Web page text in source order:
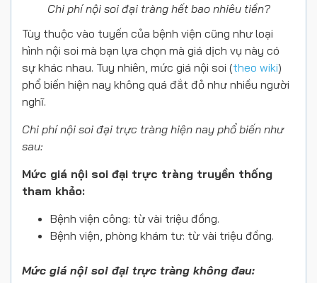
Chi phí nội soi đại tràng hết bao nhiêu tiền?
Tùy thuộc vào tuyến của bệnh viện cũng như loại
hình nội soi mà bạn lựa chọn mà giá dịch vụ này có
sự khác nhau. Tuy nhiên, mức giá nội soi (theo wiki)
phổ biến hiện nay không quá đắt đỏ như nhiều người
nghĩ.
Chi phí nội soi đại trực tràng hiện nay phổ biến như
sau:
Mức giá nội soi đại trực tràng truyền thống
tham khảo:
Bệnh viện công: từ vài triệu đồng.
Bệnh viện, phòng khám tư: từ vài triệu đồng.
Mức giá nội soi đại trực tràng không đau: